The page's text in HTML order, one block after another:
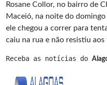
Rosane Collor, no bairro de
Maceió, na noite do
ele chegou a correr para
caiu na rua e não resistiu
Receba as notícias do